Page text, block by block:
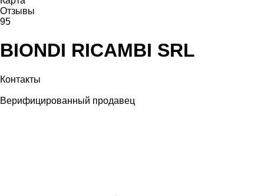
Отзывы
95
BIONDI RICAMBI SRL
Контакты
Верифицированный продавец